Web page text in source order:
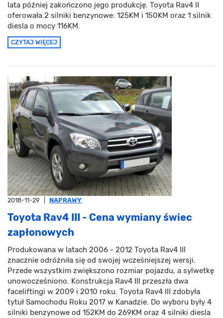
lata później zakończono jego produkcję. Toyota Rav4 II
oferowała 2 silniki benzynowe: 125KM i 150KM oraz 1 silnik
diesla o mocy 116KM.
CZYTAJ WIĘCEJ
2018-11-29 NAPRAWY
Toyota Rav4 III - Cena wymiany świec
zapłonowych
Produkowana w latach 2006 - 2012 Toyota Rav4 III
znacznie odróżniła się od swojej wcześniejszej wersji.
Przede wszystkim zwiększono rozmiar pojazdu, a sylwetkę
unowocześniono. Konstrukcja Rav4 III przeszła dwa
faceliftingi w 2009 i 2010 roku. Toyota Rav4 III zdobyła
tytuł Samochodu Roku 2017 w Kanadzie. Do wyboru były 4
silniki benzynowe od 152KM do 269KM oraz 4 silniki diesla